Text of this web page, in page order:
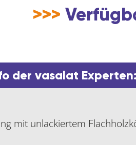
>>>
der vasalat Experten:
mit unlackiertem